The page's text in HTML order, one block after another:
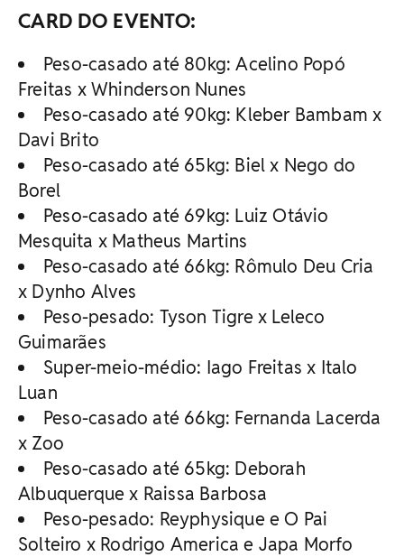
CARD DO EVENTO:
Peso-casado até 80kg: Acelino Popó
Freitas x Whinderson Nunes
Peso-casado até 90kg: Kleber Bambam x
Davi Brito
Peso-casado até 65kg: Biel x Nego do
Borel
Peso-casado até 69kg: Luiz Otávio
Mesquita x Matheus Martins
Peso-casado até 66kg: Rômulo Deu Cria
x Dynho Alves
Peso-pesado: Tyson Tigre x Leleco
Guimarães
Super-meio-médio: Iago Freitas x Italo
Luan
Peso-casado até 66kg: Fernanda Lacerda
x Zoo
Peso-casado até 65kg: Deborah
Albuquerque x Raissa Barbosa
Peso-pesado: Reyphysique e O Pai
Solteiro x Rodrigo America e Japa Morfo